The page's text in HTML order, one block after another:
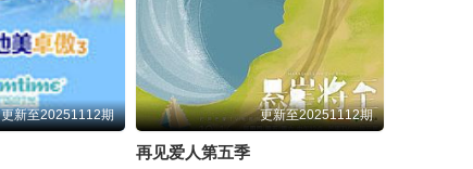
20251003上
20251003下
20251005加更版
20251008漂流计划
20251009超前营业
20251010上
20251010下
更新至20251112期 更新至20251112期
再见爱人第五季